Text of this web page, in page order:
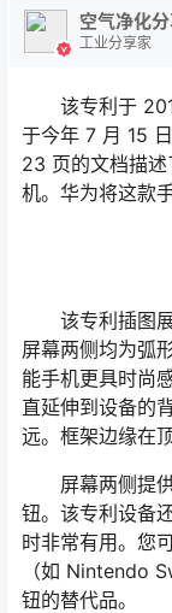
空气净化
工业分享家
该专利于
于今年 7 月 15
23 页的文档描
机。华为将这款
该专利插图展
屏幕两侧均为弧
能手机更具时尚
直延伸到设备的
远。框架边缘在
屏幕两侧提供
钮。该专利设备
时非常有用。您
（如 Nintendo
钮的替代品。